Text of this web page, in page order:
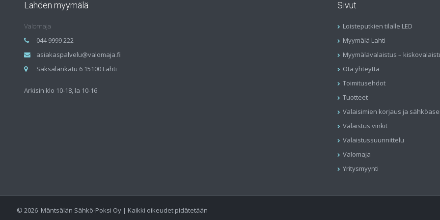
Lahden myymälä
Valomaja
044 9999 222
asiakaspalvelu@valomaja.fi
Saksalankatu 6 15100 Lahti
Arkisin klo 10-18, la 10-16
Sivut
Loisteputkien tilalle LED
Myymälä Lahti
Myymälävalaistus –
Ota yhteyttä
Toimitusehdot
Tuotteet
Valaisimien korjaus ja
Valaistus vinkit
Valaistussuunnittelu
Valomaja
Yritysmyynti
© 2026 Mäntsälän Sähkö-Poksi Oy | Kaikki oikeudet pidätetään